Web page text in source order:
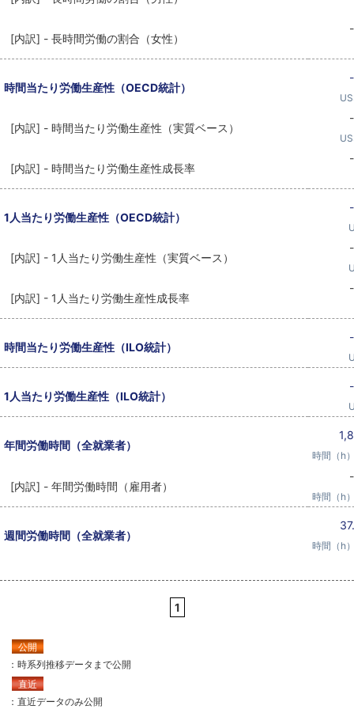
[内訳] - 長時間労働の割合（女性）
時間当たり労働生産性（OECD統計）
[内訳] - 時間当たり労働生産性（実質ベース）
[内訳] - 時間当たり労働生産性成長率
1人当たり労働生産性（OECD統計）
[内訳] - 1人当たり労働生産性（実質ベース）
[内訳] - 1人当たり労働生産性成長率
時間当たり労働生産性（ILO統計）
1人当たり労働生産性（ILO統計）
年間労働時間（全就業者）
時間（h
[内訳] - 年間労働時間（雇用者）
時間（h
週間労働時間（全就業者）
時間（h
1
公開
：時系列推移データまで公開
直近
：直近データのみ公開